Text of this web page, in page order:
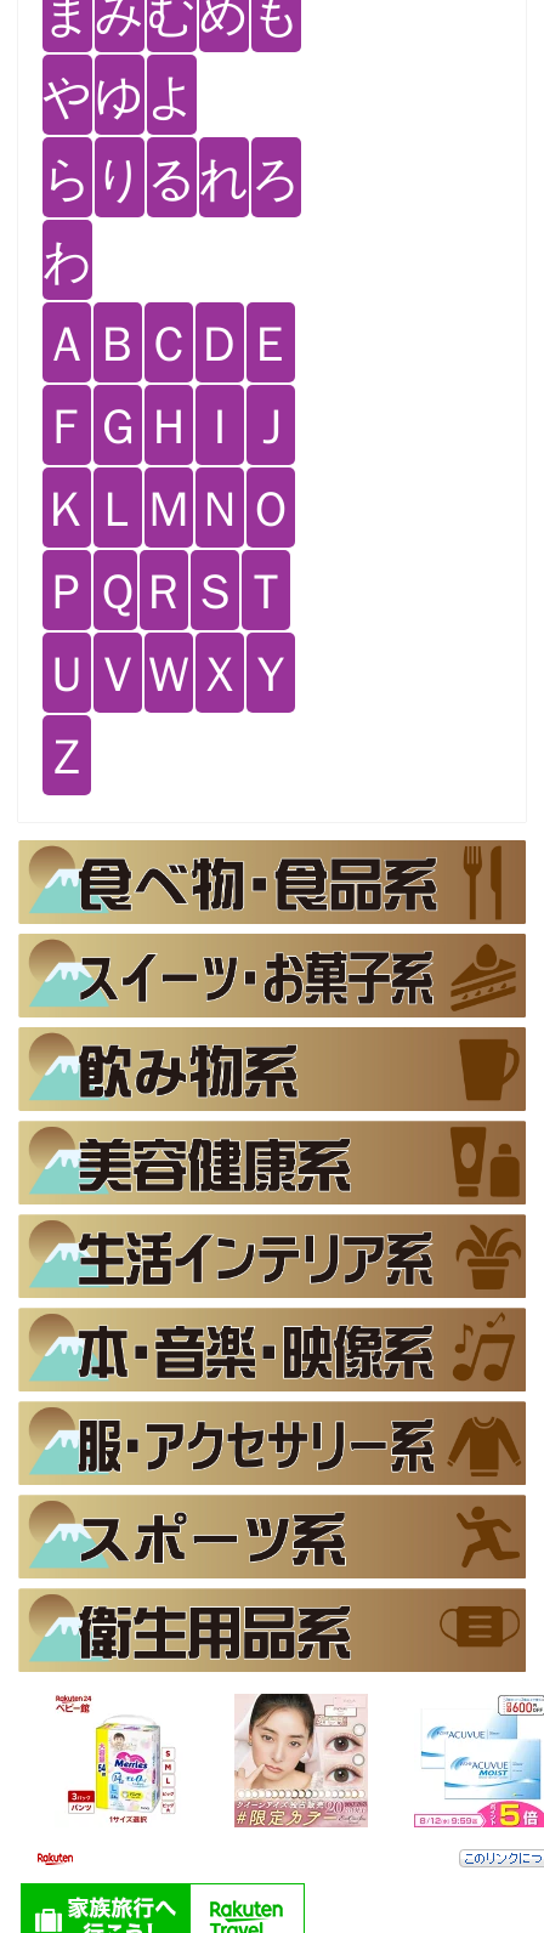
やゆ よ
ら り るれろ
わ
Ａ Ｂ Ｃ Ｄ Ｅ
Ｆ Ｇ Ｈ Ｉ Ｊ
Ｋ Ｌ Ｍ Ｎ Ｏ
Ｐ Ｑ Ｒ Ｓ Ｔ
Ｕ Ｖ Ｗ Ｘ Ｙ
Ｚ